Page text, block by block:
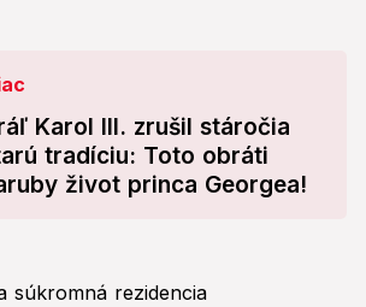
Karol III. zrušil stáročia
tradíciu: Toto obráti
život princa Georgea!
súkromná rezidencia